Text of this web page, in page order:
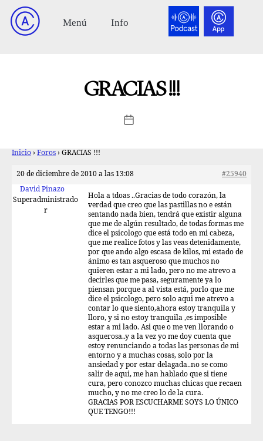
GRACIAS !!!
Inicio › Foros › GRACIAS !!!
20 de diciembre de 2010 a las 13:08
#25940
David Pinazo
Superadministrado
r
Hola a tdoas ..Gracias de todo corazón, la
verdad que creo que las pastillas no e están
sentando nada bien, tendrá que existir alguna
que me de algún resultado, de todas formas me
dice el psicologo que está todo en mi cabeza,
que me realice fotos y las veas detenidamente,
por que ando algo escasa de kilos, mi estado de
ánimo es tan asqueroso que muchos no
quieren estar a mi lado, pero no me atrevo a
decirles que me pasa, seguramente ya lo
piensan porque a al vista está, porlo que me
dice el psicologo, pero solo aqui me atrevo a
contar lo que siento,ahora estoy tranquila y
lloro, y si no estoy tranquila ,es imposible
estar a mi lado. Asi que o me ven llorando o
asquerosa..y a la vez yo me doy cuenta que
estoy renunciando a todas las personas de mi
entorno y a muchas cosas, solo por la
ansiedad y por estar delagada..no se como
salir de aqui, me han hablado que si tiene
cura, pero conozco muchas chicas que recaen
mucho, y no me creo lo de la cura.
GRACIAS POR ESCUCHARME SOYS LO ÚNICO
QUE TENGO!!!